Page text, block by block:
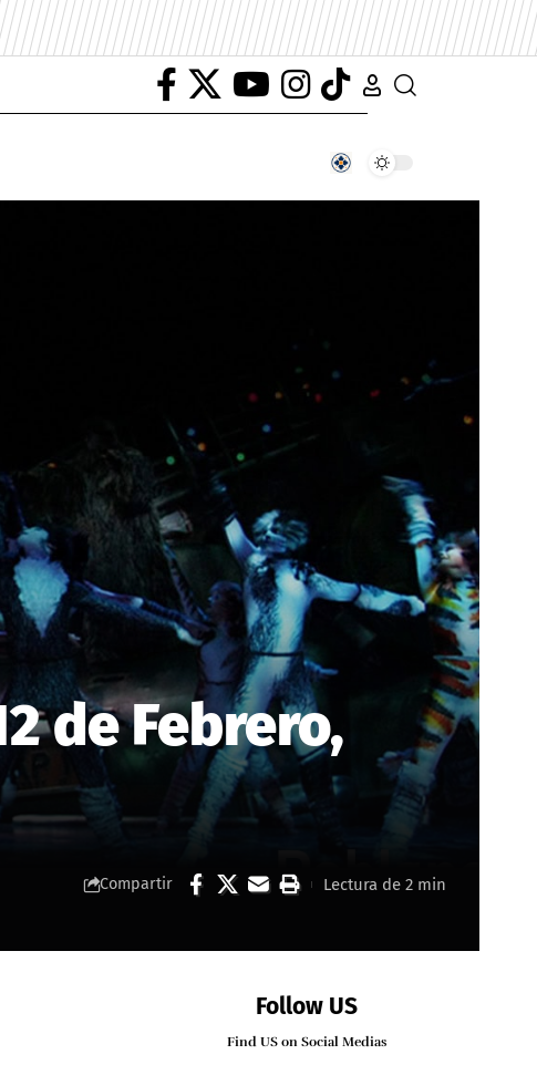
de Febrero,
Compartir Lectura de 2 min
Follow US
Find US on Social Medias